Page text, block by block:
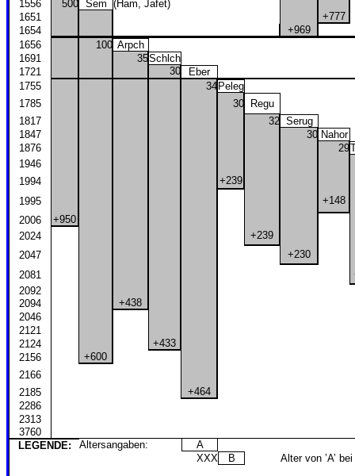
1556 500 Sem (Ham, Jafet)
1651
+777
1654
+969
1656
100 Arpch
1691
35Schlch
1721
30
Eber
1755
34 Peleg
1785
30
Regu
1817
32 Serug
1847
30 Nahor
1876
29
1946
1994
+239
1995
+148
2006
+950
2024
+239
2047
+230
2081
2092
2094
+438
2046
2121
2124
+433
2156
+600
2166
2185
+464
2286
2313
3760
LEGENDE:
Altersangaben:
A
XXX
B Alter von ’A’